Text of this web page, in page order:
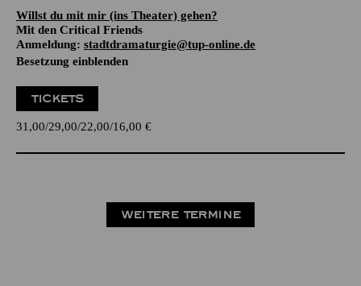
Willst du mit mir (ins Theater) gehen?
Mit den Critical Friends
Anmeldung: stadtdramaturgie@tup-online.de
Besetzung einblenden
TICKETS
31,00 29,00 22,00 16,00 €
WEITERE TERMINE